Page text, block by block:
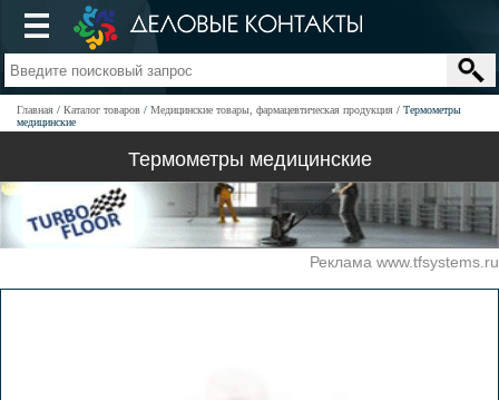
Главная Каталог товаров Медицинские товары, фармацевтическая продукция
Термометры
медицинские
Термометры медицинские
Реклама www.tfsystems.ru